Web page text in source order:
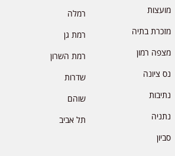
מועצות
מזכרת בתיה
מצפה רמון
נס ציונה
נתיבות
נתניה
סביון
רמלה
רמת גן
רמת השרון
שדרות
שוהם
תל אביב